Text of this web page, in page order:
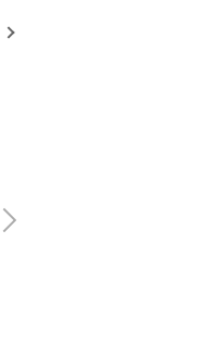
N
x